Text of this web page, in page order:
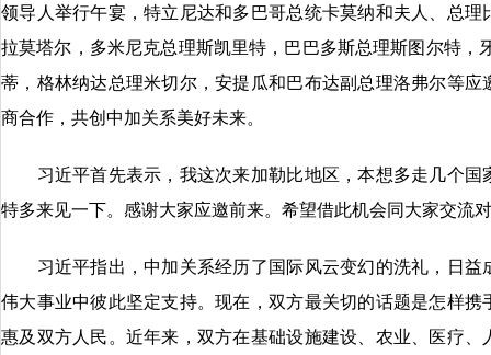
领导人举行午宴，特立尼达和多巴哥总统卡莫纳和夫人、总
拉莫塔尔，多米尼克总理斯凯里特，巴巴多斯总理斯图尔特，
蒂，格林纳达总理米切尔，安提瓜和巴布达副总理洛弗尔等
商合作，共创中加关系美好未来。
习近平首先表示，我这次来加勒比地区，本想多走几个国
特多来见一下。感谢大家应邀前来。希望借此机会同大家交流
习近平指出，中加关系经历了国际风云变幻的洗礼，日益
伟大事业中彼此坚定支持。现在，双方最关切的话题是怎样
惠及双方人民。近年来，双方在基础设施建设、农业、医疗